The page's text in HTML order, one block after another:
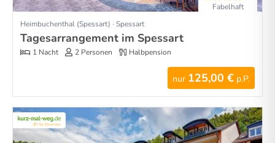
Fabelhaft
Heimbuchenthal (Spessart) · Spessart
Tagesarrangement im Spessart
1 Nacht 2 Personen Halbpension
nur 125,00 € p.P.